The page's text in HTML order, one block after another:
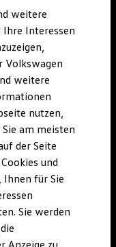
Updates
weitere
Ihre Interessen
Volkswagen
weitere
nutzen,
am meisten
der Seite
und
Ihnen für Sie
Sie werden
Anzeige zu